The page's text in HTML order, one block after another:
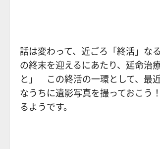
話は変わって、近ごろ「終活」な
の終末を迎えるにあたり、延命治
と」 この終活の一環として、最
なうちに遺影写真を撮っておこう
るようです。